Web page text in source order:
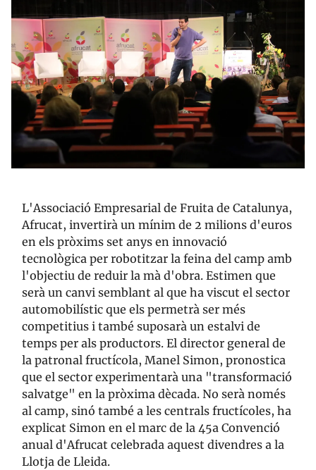
L'Associació Empresarial de Fruita de Catalunya,
Afrucat, invertirà un mínim de 2 milions d'euros
en els pròxims set anys en innovació
tecnològica per robotitzar la feina del camp amb
l'objectiu de reduir la mà d'obra. Estimen que
serà un canvi semblant al que ha viscut el sector
automobilístic que els permetrà ser més
competitius i també suposarà un estalvi de
temps per als productors. El director general de
la patronal fructícola, Manel Simon, pronostica
que el sector experimentarà una "transformació
salvatge" en la pròxima dècada. No serà només
al camp, sinó també a les centrals fructícoles, ha
explicat Simon en el marc de la 45a Convenció
anual d'Afrucat celebrada aquest divendres a la
Llotja de Lleida.